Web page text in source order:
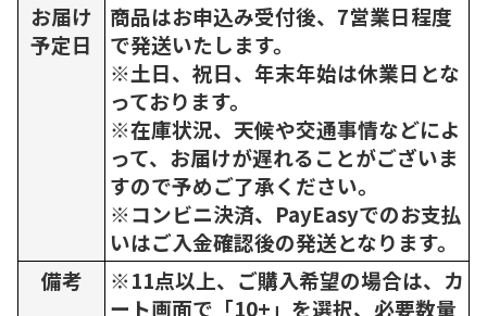
お届け
予定日
商品はお申込み受付後、7営業日程度
で発送いたします。
※土日、祝日、年末年始は休業日とな
っております。
※在庫状況、天候や交通事情などによ
って、お届けが遅れることがございま
すので予めご了承ください。
※コンビニ決済、PayEasyでのお支払
いはご入金確認後の発送となります。
備考
※11点以上、ご購入希望の場合は、カ
ート画面で「10+」を選択、必要数量